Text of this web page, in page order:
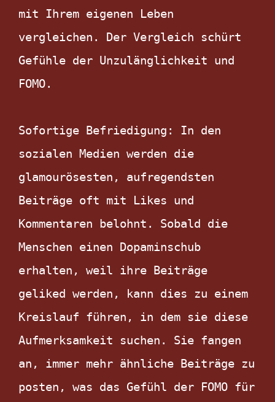
mit Ihrem eigenen Leben
vergleichen. Der Vergleich schürt
Gefühle der Unzulänglichkeit und
FOMO.
Sofortige Befriedigung: In den
sozialen Medien werden die
glamourösesten, aufregendsten
Beiträge oft mit Likes und
Kommentaren belohnt. Sobald die
Menschen einen Dopaminschub
erhalten, weil ihre Beiträge
geliked werden, kann dies zu einem
Kreislauf führen, in dem sie diese
Aufmerksamkeit suchen. Sie fangen
an, immer mehr ähnliche Beiträge zu
posten, was das Gefühl der FOMO für